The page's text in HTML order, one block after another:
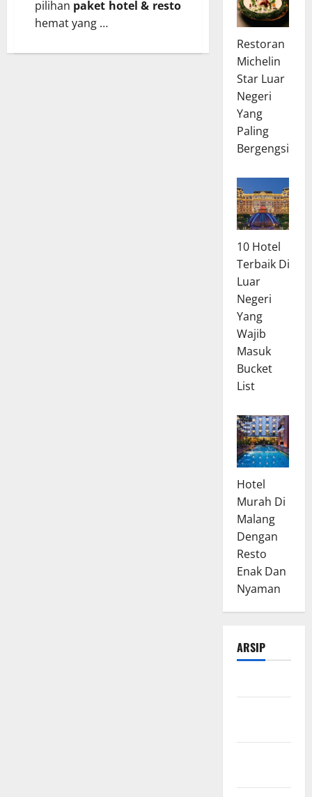
pilihan paket hotel & resto
hemat yang …
Restoran
Michelin
Star Luar
Negeri
Yang
Paling
Bergengsi
10 Hotel
Terbaik Di
Luar
Negeri
Yang
Wajib
Masuk
Bucket
List
Hotel
Murah Di
Malang
Dengan
Resto
Enak Dan
Nyaman
ARSIP